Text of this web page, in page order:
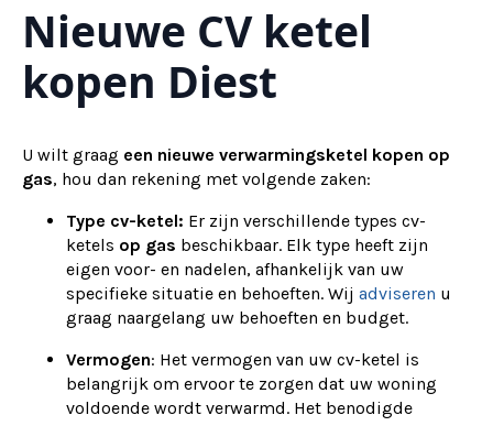
Nieuwe CV ketel
kopen Diest
U wilt graag een nieuwe verwarmingsketel kopen op
gas, hou dan rekening met volgende zaken:
Type cv-ketel: Er zijn verschillende types cv-
ketels op gas beschikbaar. Elk type heeft zijn
eigen voor- en nadelen, afhankelijk van uw
specifieke situatie en behoeften. Wij adviseren u
graag naargelang uw behoeften en budget.
Vermogen: Het vermogen van uw cv-ketel is
belangrijk om ervoor te zorgen dat uw woning
voldoende wordt verwarmd. Het benodigde